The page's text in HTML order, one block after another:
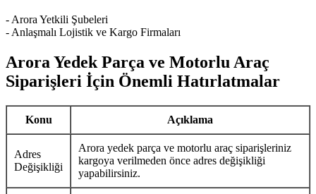
- Arora Yetkili Şubeleri
- Anlaşmalı Lojistik ve Kargo Firmaları
Arora Yedek Parça ve Motorlu Araç
Siparişleri İçin Önemli Hatırlatmalar
Konu Açıklama
Adres
Değişikliği
Arora yedek parça ve motorlu araç siparişleriniz
kargoya verilmeden önce adres değişikliği
yapabilirsiniz.